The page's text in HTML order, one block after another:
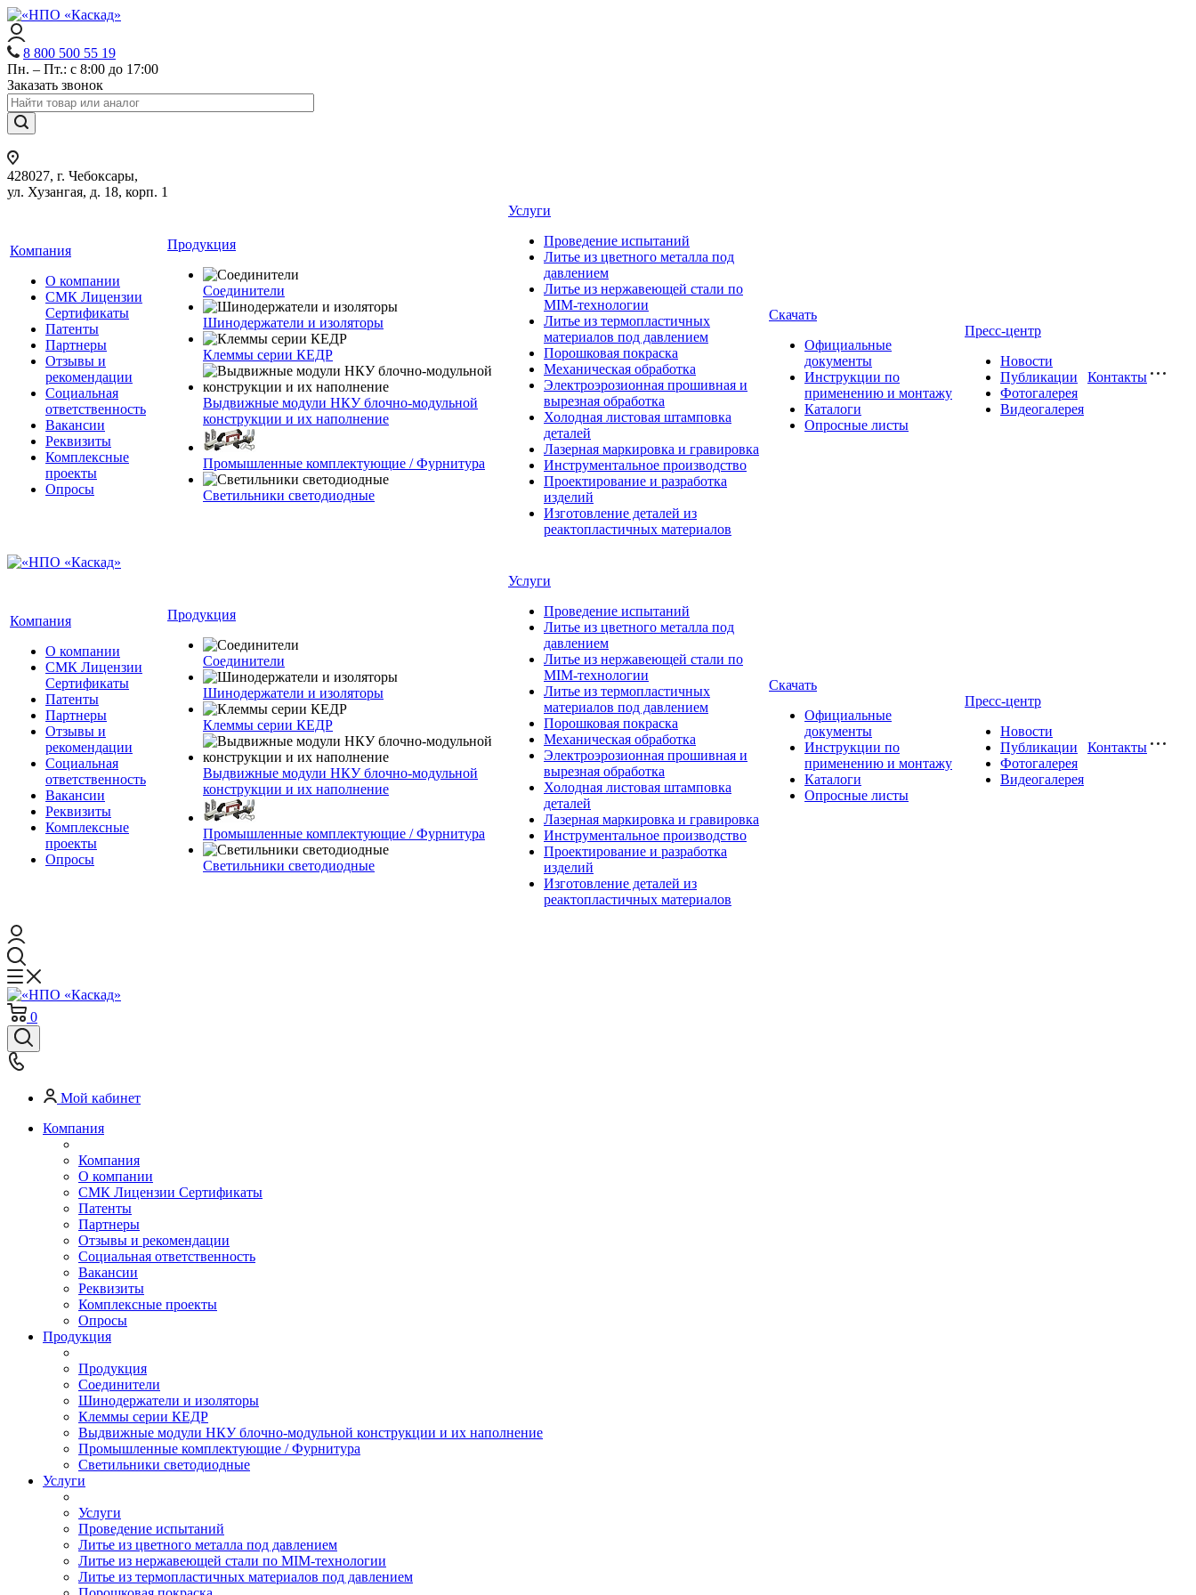
8 800 500 55 19
Пн. – Пт.: с 8:00 до 17:00
Заказать звонок
428027, г. Чебоксары,
ул. Хузангая, д. 18, корп. 1
Компания
О компании
СМК Лицензии
Сертификаты
Патенты
Партнеры
Отзывы и
рекомендации
Социальная
ответственность
Вакансии
Реквизиты
Комплексные
проекты
Опросы
Продукция
Соединители
Шинодержатели и изоляторы
Клеммы серии КЕДР
Выдвижные модули НКУ блочно-модульной
конструкции и их наполнение
Промышленные комплектующие / Фурнитура
Светильники светодиодные
Услуги
Проведение испытаний
Литье из цветного металла под
давлением
Литье из нержавеющей стали по
MIM-технологии
Литье из термопластичных
материалов под давлением
Порошковая покраска
Механическая обработка
Электроэрозионная прошивная и
вырезная обработка
Холодная листовая штамповка
деталей
Лазерная маркировка и гравировка
Инструментальное производство
Проектирование и разработка
изделий
Изготовление деталей из
реактопластичных материалов
Скачать
Официальные
документы
Инструкции по
применению и монтажу
Каталоги
Опросные листы
Пресс-центр
Новости
Публикации
Фотогалерея
Видеогалерея
Контакты
Компания
О компании
СМК Лицензии
Сертификаты
Патенты
Партнеры
Отзывы и
рекомендации
Социальная
ответственность
Вакансии
Реквизиты
Комплексные
проекты
Опросы
Продукция
Соединители
Шинодержатели и изоляторы
Клеммы серии КЕДР
Выдвижные модули НКУ блочно-модульной
конструкции и их наполнение
Промышленные комплектующие / Фурнитура
Светильники светодиодные
Услуги
Проведение испытаний
Литье из цветного металла под
давлением
Литье из нержавеющей стали по
MIM-технологии
Литье из термопластичных
материалов под давлением
Порошковая покраска
Механическая обработка
Электроэрозионная прошивная и
вырезная обработка
Холодная листовая штамповка
деталей
Лазерная маркировка и гравировка
Инструментальное производство
Проектирование и разработка
изделий
Изготовление деталей из
реактопластичных материалов
Скачать
Официальные
документы
Инструкции по
применению и монтажу
Каталоги
Опросные листы
Пресс-центр
Новости
Публикации
Фотогалерея
Видеогалерея
Контакты
0
Мой кабинет
Компания
Компания
О компании
СМК Лицензии Сертификаты
Патенты
Партнеры
Отзывы и рекомендации
Социальная ответственность
Вакансии
Реквизиты
Комплексные проекты
Опросы
Продукция
Продукция
Соединители
Шинодержатели и изоляторы
Клеммы серии КЕДР
Выдвижные модули НКУ блочно-модульной конструкции и их наполнение
Промышленные комплектующие / Фурнитура
Светильники светодиодные
Услуги
Услуги
Проведение испытаний
Литье из цветного металла под давлением
Литье из нержавеющей стали по MIM-технологии
Литье из термопластичных материалов под давлением